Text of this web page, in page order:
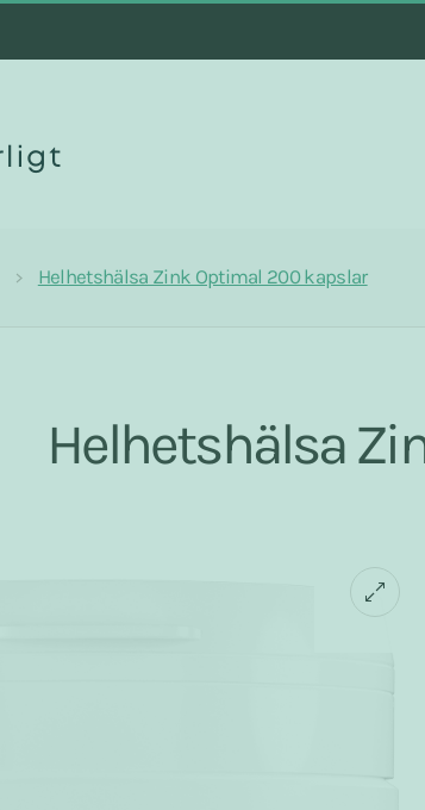
Helhetshälsa Zink Optimal 200 kapslar
Helhetshälsa